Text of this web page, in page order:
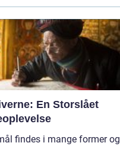
En Storslået
findes i mange former og